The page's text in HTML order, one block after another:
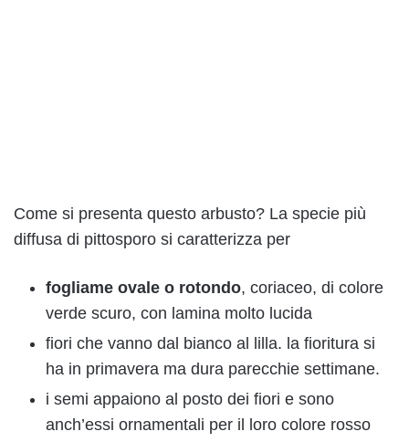
Come si presenta questo arbusto? La specie più
diffusa di pittosporo si caratterizza per
fogliame ovale o rotondo, coriaceo, di colore
verde scuro, con lamina molto lucida
fiori che vanno dal bianco al lilla. la fioritura si
ha in primavera ma dura parecchie settimane.
i semi appaiono al posto dei fiori e sono
anch’essi ornamentali per il loro colore rosso